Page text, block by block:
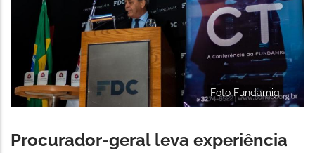
Foto Fundamig
Procurador-geral leva experiência